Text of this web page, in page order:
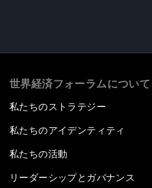
世界経済フォーラムについて
私たちのストラテジー
私たちのアイデンティティ
私たちの活動
リーダーシップとガバナンス